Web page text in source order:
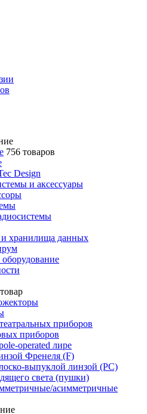
756 товаров
Design
и аксессуары
хранилища данных
приборов
приборов
operated лире
Френеля (F)
выпуклой линзой (PC)
света (пушки)
асимметричные